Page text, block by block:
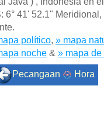
6° 41' 52.1" Meridional ,
político, » mapa
noche& » mapa de
Pecangaan Hora